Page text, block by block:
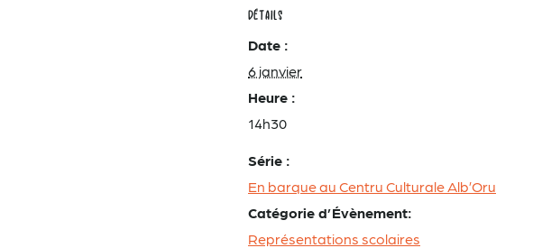
DÉTAILS
Date :
6 janvier
Heure :
14h30
Série :
En barque au Centru Culturale Alb’Oru
Catégorie d’Évènement:
Représentations scolaires